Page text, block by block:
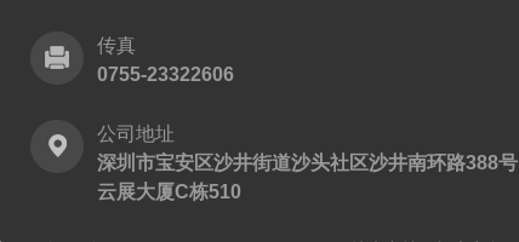
传真
0755-23322606
公司地址
深圳市宝安区沙井街道沙头社区沙井南环路388号
云展大厦C栋510